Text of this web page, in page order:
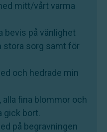
mitt/vårt varma
bevis på vänlighet
stora sorg samt för
och hedrade min
alla fina blommor och
gick bort.
på begravningen